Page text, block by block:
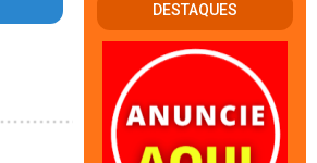
DESTAQUES